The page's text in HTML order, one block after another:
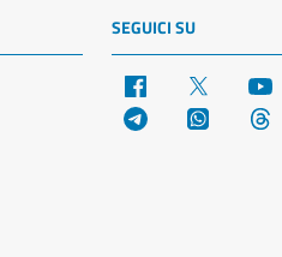
SEGUICI SU
Facebook
Telegram WhatsApp